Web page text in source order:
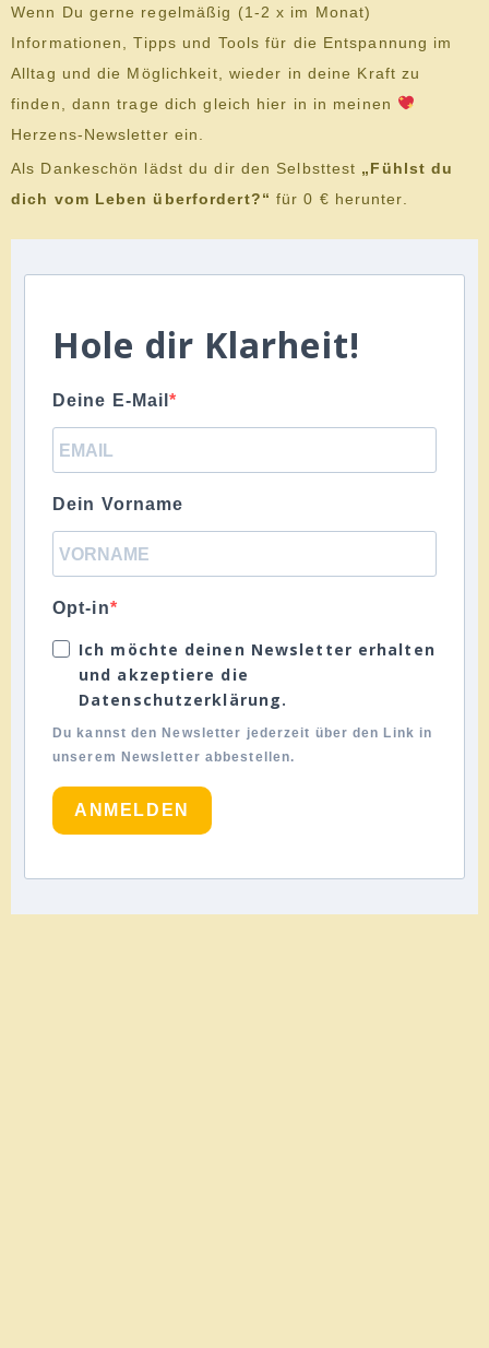
Wenn Du gerne regelmäßig (1-2 x im Monat)
Informationen, Tipps und Tools für die Entspannung im
Alltag und die Möglichkeit, wieder in deine Kraft zu
finden, dann trage dich gleich hier in in meinen
Herzens-Newsletter ein.
Als Dankeschön lädst du dir den Selbsttest „Fühlst du
dich vom Leben überfordert?“ für 0 € herunter.
Hole dir Klarheit!
Deine E-Mail
Dein Vorname
Opt-in
Ich möchte deinen Newsletter erhalten
und akzeptiere die
Datenschutzerklärung.
Du kannst den Newsletter jederzeit über den Link in
unserem Newsletter abbestellen.
ANMELDEN